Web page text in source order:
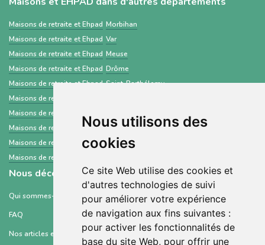
Nous utilisons des
cookies
Ce site Web utilise des cookies et
d'autres technologies de suivi
pour améliorer votre expérience
de navigation aux fins suivantes :
pour activer les fonctionnalités de
base du site Web, pour offrir une
Maisons de retraite et Ehpad Morbihan
Maisons de retraite et Ehpad Var
Maisons de retraite et Ehpad Meuse
Maisons de retraite et Ehpad Drôme
Maisons de retraite et Ehpad Saint-Barthélemy
Maisons de retraite et Ehpad
Maisons de retraite et Ehpad
Maisons de retraite et Ehpad Alpes-Maritimes
Maisons de retraite et Ehpad Seine-Maritime
Maisons de retraite et Ehpad
Nous découvrir
Qui sommes-nous ?
FAQ
Nos articles et ressources